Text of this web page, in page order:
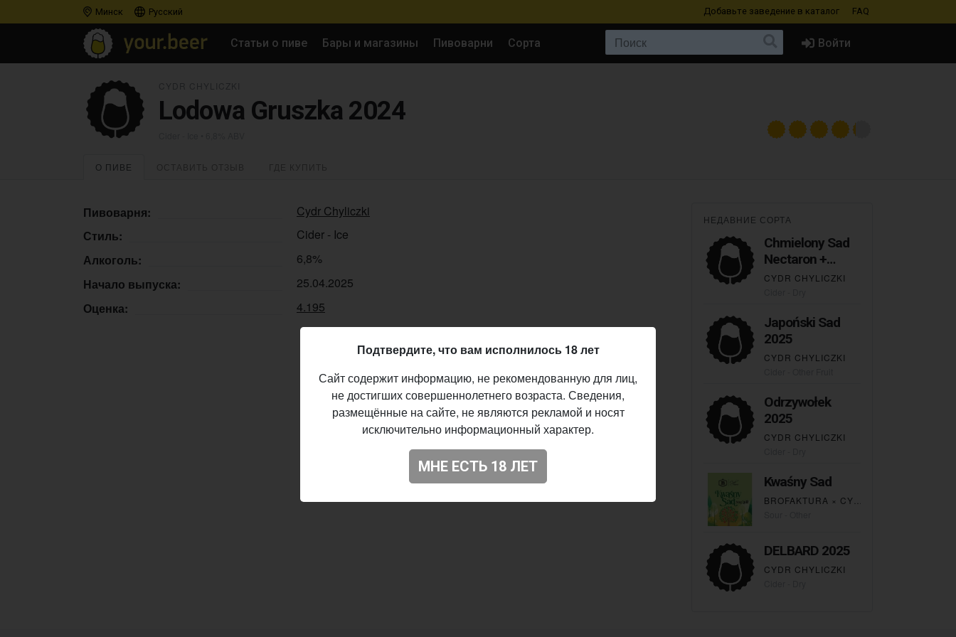
Минск Русский Добавьте заведение в каталог FAQ
Статьи о пиве Бары и магазины Пивоварни Сорта Войти
Lodowa Gruszka 2024
О ПИВЕ
Пивоварня:
Cydr Chyliczki
Стиль:
Cider - Ice
Алкоголь:
6,8%
Начало выпуска:
25.04.2025
Оценка:
4.195
НЕДАВНИЕ СОРТА
Chmielony Sad
Nectaron +
Riwaka
CYDR CHYLICZKI
Japoński Sad
2025
CYDR CHYLICZKI
Odrzywołek
2025
CYDR CHYLICZKI
Kwaśny Sad
BROFAKTURA × CYDR CHYLICZKI
DELBARD 2025
CYDR CHYLICZKI
Подтвердите, что вам исполнилось 18 лет
Сайт содержит информацию, не рекомендованную для лиц,
не достигших совершеннолетнего возраста. Сведения,
размещённые на сайте, не являются рекламой и носят
исключительно информационный характер.
МНЕ ЕСТЬ 18 ЛЕТ